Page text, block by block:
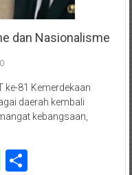
dan Nasionalisme
0
ke-81 Kemerdekaan
daerah kembali
kebangsaan,
Line